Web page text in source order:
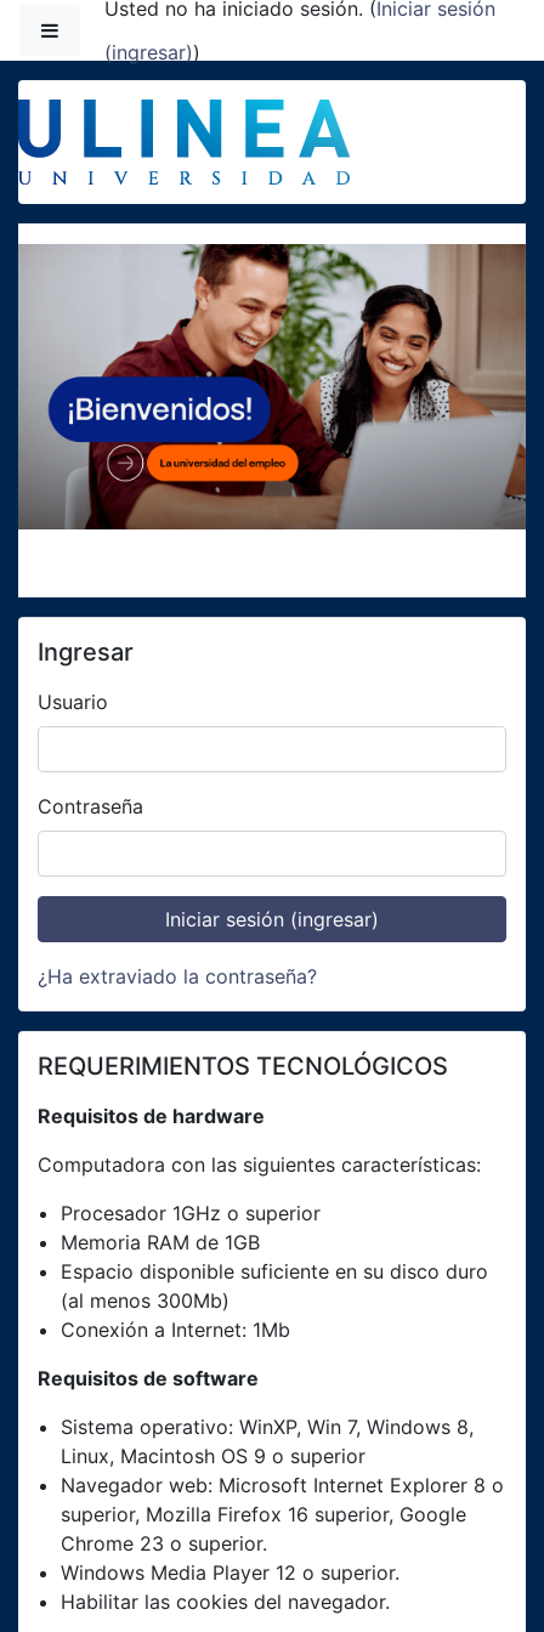
Saltar al contenido principal
Usted no ha iniciado sesión. (Iniciar sesión
(ingresar))
Universidad Ulinea
Ingresar
Usuario
Contraseña
¿Ha extraviado la contraseña?
Omitir REQUERIMIENTOS TECNOLÓGICOS
REQUERIMIENTOS TECNOLÓGICOS
Requisitos de hardware
Computadora con las siguientes características:
Procesador 1GHz o superior
Memoria RAM de 1GB
Espacio disponible suficiente en su disco duro
(al menos 300Mb)
Conexión a Internet: 1Mb
Requisitos de software
Sistema operativo: WinXP, Win 7, Windows 8,
Linux, Macintosh OS 9 o superior
Navegador web: Microsoft Internet Explorer 8 o
superior, Mozilla Firefox 16 superior, Google
Chrome 23 o superior.
Windows Media Player 12 o superior.
Habilitar las cookies del navegador.